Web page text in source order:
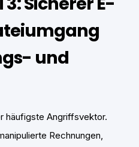
und
häufigste Angriffsvektor.
Rechnungen,